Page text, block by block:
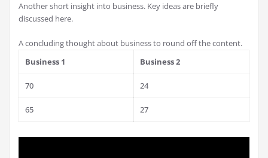
Another short insight into business. Key ideas are briefly
discussed here.
A concluding thought about business to round off the content.
Business 1
Business 2
70 24
65 27